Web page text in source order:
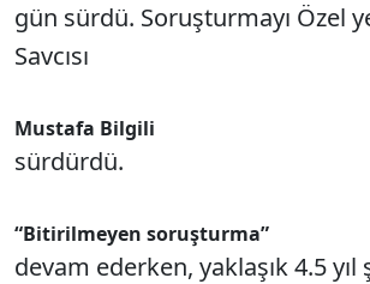
gün sürdü. Soruşturmayı Özel
Savcısı
Mustafa Bilgili
sürdürdü.
“Bitirilmeyen soruşturma”
devam ederken, yaklaşık 4.5